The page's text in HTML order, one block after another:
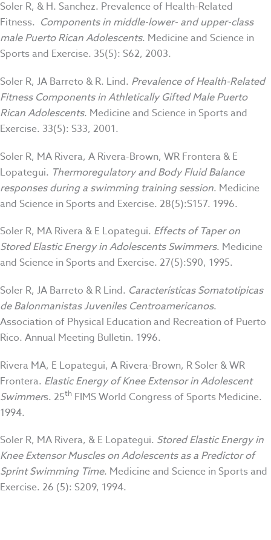
Soler R, & H. Sanchez. Prevalence of Health-Related
Fitness. Components in middle-lower- and upper-class
male Puerto Rican Adolescents. Medicine and Science in
Sports and Exercise. 35(5): S62, 2003.
Soler R, JA Barreto & R. Lind. Prevalence of Health-Related
Fitness Components in Athletically Gifted Male Puerto
Rican Adolescents. Medicine and Science in Sports and
Exercise. 33(5): S33, 2001.
Soler R, MA Rivera, A Rivera-Brown, WR Frontera & E
Lopategui. Thermoregulatory and Body Fluid Balance
responses during a swimming training session. Medicine
and Science in Sports and Exercise. 28(5):S157. 1996.
Soler R, MA Rivera & E Lopategui. Effects of Taper on
Stored Elastic Energy in Adolescents Swimmers. Medicine
and Science in Sports and Exercise. 27(5):S90, 1995.
Soler R, JA Barreto & R Lind. Características Somatotipicas
de Balonmanistas Juveniles Centroamericanos.
Association of Physical Education and Recreation of Puerto
Rico. Annual Meeting Bulletin. 1996.
Rivera MA, E Lopategui, A Rivera-Brown, R Soler & WR
Frontera. Elastic Energy of Knee Extensor in Adolescent
Swimmers. 25th FIMS World Congress of Sports Medicine.
1994.
Soler R, MA Rivera, & E Lopategui. Stored Elastic Energy in
Knee Extensor Muscles on Adolescents as a Predictor of
Sprint Swimming Time. Medicine and Science in Sports and
Exercise. 26 (5): S209, 1994.